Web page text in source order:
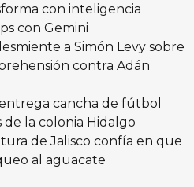
con inteligencia
con Gemini
a Simón Levy sobre
contra Adán
cancha de fútbol
de la colonia Hidalgo
de Jalisco confía en que
al aguacate